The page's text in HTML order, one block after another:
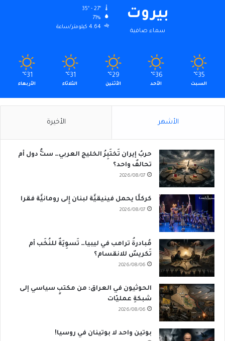
بيروت
سماء صافية
71%
4.64 كيلومتر/ساعة
35
℃
السبت
36
℃
الأحد
29
℃
الأثنين
31
℃
الثلاثاء
31
℃
الأربعاء
الأشهر الأخيرة
حربُ إيران تَختَبِرُ الخليج العربي… ستُّ دول أم
تحالفٌ واحد؟
2026/08/07
كركلَّا يحمل فينيقيَّة لبنان إِلى رومانيَّة فقرا
2026/08/07
مُبادرةُ ترامب في ليبيا… تَسوِيَةٌ للنُخَب أم
تَكريسٌ للانقسام؟
2026/08/06
الحوثيون في العراق: من مكتبٍ سياسي إلى
شبكةِ عمليّات
2026/08/06
بوتين واحد لا بوتينان في روسيا!